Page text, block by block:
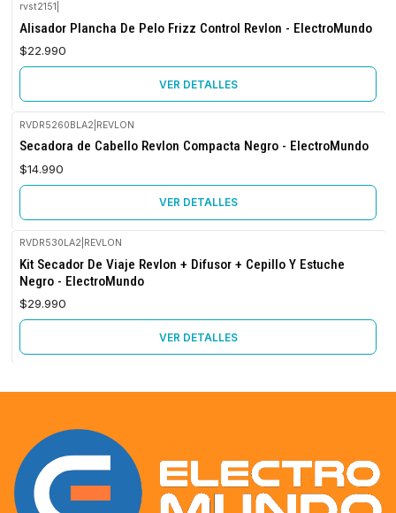
No disponible
rvst2151
Alisador Plancha De Pelo Frizz Control Revlon - ElectroMundo
$22.990
VER DETALLES
Agotado
RVDR5260BLA2 REVLON
Secadora de Cabello Revlon Compacta Negro - ElectroMundo
$14.990
VER DETALLES
Agotado
RVDR530LA2 REVLON
Kit Secador De Viaje Revlon + Difusor + Cepillo Y Estuche
Negro - ElectroMundo
$29.990
VER DETALLES